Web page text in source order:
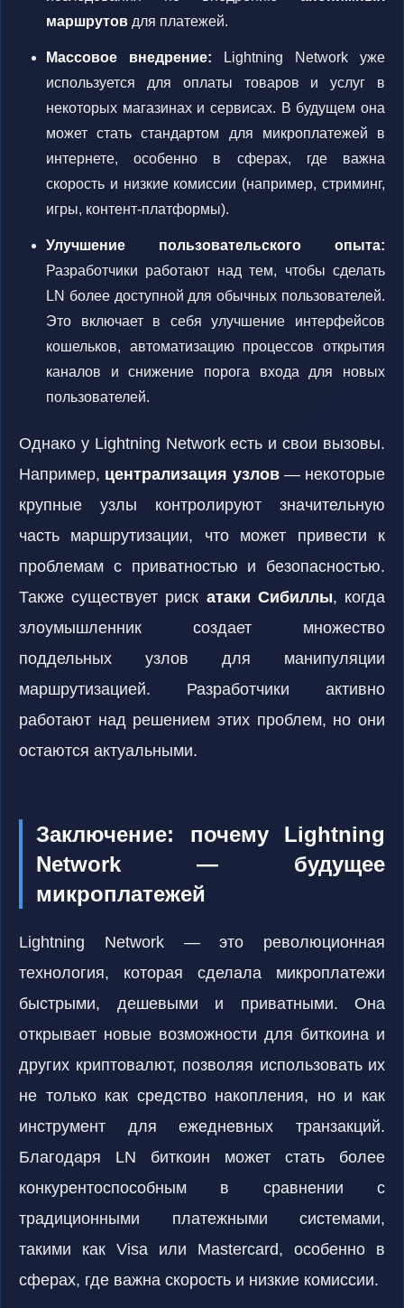
маршрутов для платежей.
Массовое внедрение: Lightning Network уже
используется для оплаты товаров и услуг в
некоторых магазинах и сервисах. В будущем она
может стать стандартом для микроплатежей в
интернете, особенно в сферах, где важна
скорость и низкие комиссии (например, стриминг,
игры, контент-платформы).
Улучшение пользовательского опыта:
Разработчики работают над тем, чтобы сделать
LN более доступной для обычных пользователей.
Это включает в себя улучшение интерфейсов
кошельков, автоматизацию процессов открытия
каналов и снижение порога входа для новых
пользователей.
Однако у Lightning Network есть и свои вызовы.
Например, централизация узлов— некоторые
крупные узлы контролируют значительную
часть маршрутизации, что может привести к
проблемам с приватностью и безопасностью.
Также существует риск атаки Сибиллы, когда
злоумышленник создает множество
поддельных узлов для манипуляции
маршрутизацией. Разработчики активно
работают над решением этих проблем, но они
остаются актуальными.
Заключение: почему Lightning
Network — будущее
микроплатежей
Lightning Network — это революционная
технология, которая сделала микроплатежи
быстрыми, дешевыми и приватными. Она
открывает новые возможности для биткоина и
других криптовалют, позволяя использовать их
не только как средство накопления, но и как
инструмент для ежедневных транзакций.
Благодаря LN биткоин может стать более
конкурентоспособным в сравнении с
традиционными платежными системами,
такими как Visa или Mastercard, особенно в
сферах, где важна скорость и низкие комиссии.